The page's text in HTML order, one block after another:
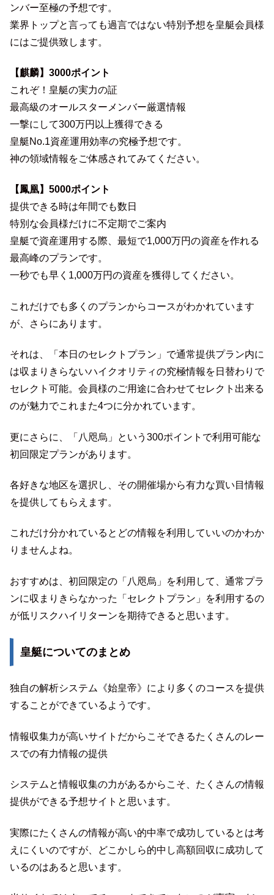
ンバー至極の予想です。
業界トップと言っても過言ではない特別予想を皇艇会員様
にはご提供致します。
【麒麟】3000ポイント
これぞ！皇艇の実力の証
最高級のオールスターメンバー厳選情報
一撃にして300万円以上獲得できる
皇艇No.1資産運用効率の究極予想です。
神の領域情報をご体感されてみてください。
【鳳凰】5000ポイント
提供できる時は年間でも数日
特別な会員様だけに不定期でご案内
皇艇で資産運用する際、最短で1,000万円の資産を作れる
最高峰のプランです。
一秒でも早く1,000万円の資産を獲得してください。
これだけでも多くのプランからコースがわかれています
が、さらにあります。
それは、「本日のセレクトプラン」で通常提供プラン内に
は収まりきらないハイクオリティの究極情報を日替わりで
セレクト可能。会員様のご用途に合わせてセレクト出来る
のが魅力でこれまた4つに分かれています。
更にさらに、「八咫烏」という300ポイントで利用可能な
初回限定プランがあります。
各好きな地区を選択し、その開催場から有力な買い目情報
を提供してもらえます。
これだけ分かれているとどの情報を利用していいのかわか
りませんよね。
おすすめは、初回限定の「八咫烏」を利用して、通常プラ
ンに収まりきらなかった「セレクトプラン」を利用するの
が低リスクハイリターンを期待できると思います。
皇艇についてのまとめ
独自の解析システム《始皇帝》により多くのコースを提供
することができているようです。
情報収集力が高いサイトだからこそできるたくさんのレー
スでの有力情報の提供
システムと情報収集の力があるからこそ、たくさんの情報
提供ができる予想サイトと思います。
実際にたくさんの情報が高い的中率で成功しているとは考
えにくいのですが、どこかしら的中し高額回収に成功して
いるのはあると思います。